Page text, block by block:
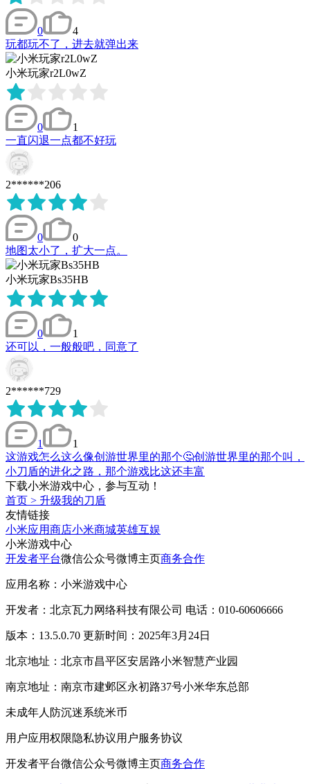
0
4
玩都玩不了，进去就弹出来
小米玩家r2L0wZ
0
1
一直闪退一点都不好玩
2******206
0
0
地图太小了，扩大一点。
小米玩家Bs35HB
0
1
还可以，一般般吧，同意了
2******729
1
1
这游戏怎么这么像创游世界里的那个🤔创游世界里的那个叫，
小刀盾的进化之路，那个游戏比这还丰富
下载小米游戏中心，参与互动！
首页 > 升级我的刀盾
友情链接
小米应用商店小米商城英雄互娱
小米游戏中心
开发者平台微信公众号微博主页商务合作
应用名称：小米游戏中心
开发者：北京瓦力网络科技有限公司 电话：010-60606666
版本：13.5.0.70 更新时间：2025年3月24日
北京地址：北京市昌平区安居路小米智慧产业园
南京地址：南京市建邺区永初路37号小米华东总部
未成年人防沉迷系统米币
用户应用权限隐私协议用户服务协议
开发者平台微信公众号微博主页商务合作